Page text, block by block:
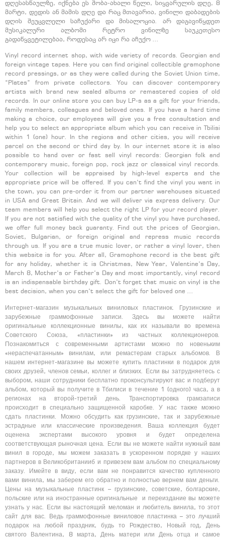
დღესასწაულზე, იქნება ეს შობა-ახალი წელი, სიყვარულის დღე, 8
მარტი, დედის ან მამის დღე და რაც მთავარია, ვინილი დაბადების
დღის შეუცვლელი საჩუქარი და მისალოცია. არ დაგავიწყდეთ
მუსიკალური ალბომი რეტრო ვინილზე საუკეთესო
გადაწყვეტილებაა, როდესაც არ იცი რა აჩუქო …
Vinyl record internet shop, with wide variety of records. Georgian and
foreign vintage tapes. Here you can find original collectible gramophone
record pressings, or as they were called during the Soviet Union time,
“Plates” from private collectors. You can discover contemporary
artists with brand new sealed albums or remastered copies of old
records. In our online store you can buy LP-s as a gift for your friends,
family members, colleagues and beloved ones. If you have a hard time
making a choice, our employees will give you a free consultation and
help you to select an appropriate album which you can receive in Tbilisi
within 1 (one) hour. In the regions and other cities, you will receive
parcel on the second or third day by. In our internet store it is also
possible to hand over or fast sell vinyl records: Georgian folk and
contemporary music, foreign pop, rock jazz or classical vinyl records.
Your collection will be appraised by high-level experts and the
appropriate price will be offered. If you can’t find the vinyl you want in
the town, you can pre-order it from our partner warehouses situated
in USA and Great Britain. And we will deliver via express delivery. Our
team members will help you select the right LP for your record player.
If you are not satisfied with the quality of the vinyl you have purchased,
we offer full money back guaranty. Find out the prices of Georgian,
Soviet, Bulgarian, or foreign original and repress music records
through us. If you are a true music lover, or rather a vinyl lover, then
this website is for you. After all, Gramophone record is the best gift
for any holiday, whether it is Christmas, New Year, Valentine’s Day,
March 8, Mother’s or Father’s Day and most importantly, vinyl record
is an indispensable birthday gift. Don’t forget that music on vinyl is the
best decision, when you can’t select the gift for beloved one …
Интернет-магазин музыкальных виниловых пластинок. Грузинские и
зарубежные граммофонные записи. Здесь вы можете найти
оригинальные коллекционные винилы, как их называли во времена
Советского Союза, «пластинки» из частных коллекционеров.
Познакомиться с современными артистами можно по новеньким
«нераспечатанным» винилам, или ремастерам старых альбомов. В
нашем интернет-магазине вы можете купить пластинки в подарок для
своих друзей, членов семьи, коллег и близких. Если вы затрудняетесь с
выбором, наши сотрудники бесплатно проконсультируют вас и подберут
альбом, который вы получите в Тбилиси в течение 1 (одного) часа, а в
регионах на второй-третий день. Транспортировка грамзаписи
происходит в специально защищенной каробке. У нас также можно
сдать пластинки. Можно обсудить как грузинские, так и зарубежные
эстрадные или классические произведения. Ваша коллекция будет
оценена экспертами высокого уровня и будет определена
соответствующая рыночная цена. Если вы не можете найти нужный вам
винил в городе, мы можем заказать в ускоренном порядке у наших
партнеров в Великобританииб и привезем вам альбом по специальному
заказу. Имейте в виду, если вам не понравится качество купленного
вами винила, мы заберем его обратно и полностью вернем вам деньги.
Цены на музыкальные пластинк – грузинские, советские, болгарские,
польские или на иностранные оригинальные и переиздание вы можете
узнать у нас. Если вы настоящий меломан и любитель винила, то этот
сайт для вас. Ведь граммофонные виниловое пластинка – это лучший
подарок на любой праздник, будь то Рождество, Новый год, День
святого Валентина, 8 марта, День матери или День отца и самое